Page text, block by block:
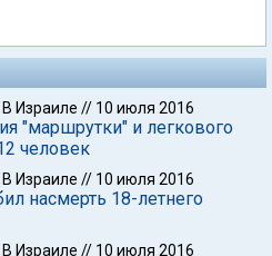
В Израиле // 10 июля 2016
"маршрутки" и легкового
человек
В Израиле // 10 июля 2016
насмерть 18-летнего
В Израиле // 10 июля 2016